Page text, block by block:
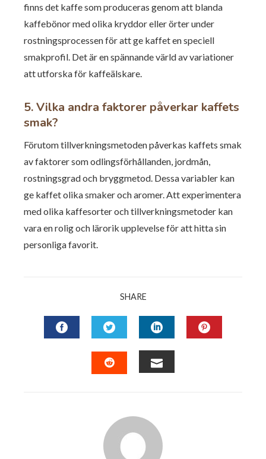
finns det kaffe som produceras genom att blanda
kaffebönor med olika kryddor eller örter under
rostningsprocessen för att ge kaffet en speciell
smakprofil. Det är en spännande värld av variationer
att utforska för kaffeälskare.
5. Vilka andra faktorer påverkar kaffets
smak?
Förutom tillverkningsmetoden påverkas kaffets smak
av faktorer som odlingsförhållanden, jordmån,
rostningsgrad och bryggmetod. Dessa variabler kan
ge kaffet olika smaker och aromer. Att experimentera
med olika kaffesorter och tillverkningsmetoder kan
vara en rolig och lärorik upplevelse för att hitta sin
personliga favorit.
SHARE
FACEBOOKTWITTERLINKEDIN